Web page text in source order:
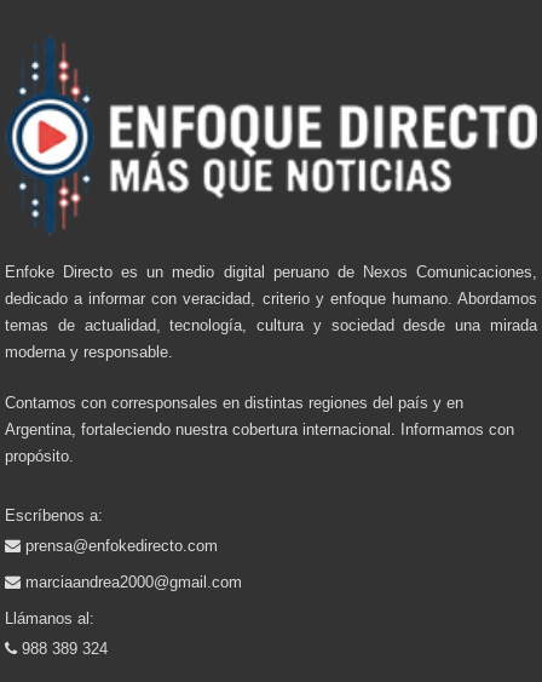
Enfoke Directo es un medio digital peruano de Nexos Comunicaciones,
dedicado a informar con veracidad, criterio y enfoque humano. Abordamos
temas de actualidad, tecnología, cultura y sociedad desde una mirada
moderna y responsable.
Contamos con corresponsales en distintas regiones del país y en
Argentina, fortaleciendo nuestra cobertura internacional. Informamos con
propósito.
Escríbenos a:
prensa@enfokedirecto.com
marciaandrea2000@gmail.com
Llámanos al:
988 389 324